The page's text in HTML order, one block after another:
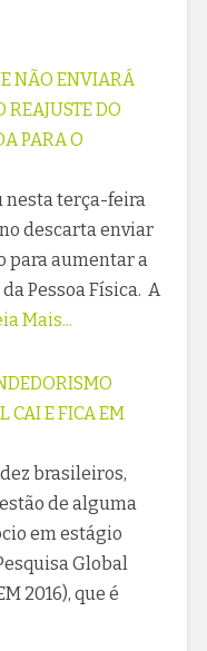
NÃO ENVIARÁ
REAJUSTE DO
PARA O
nesta terça-feira
descarta enviar
para aumentar a
Pessoa Física. A
Mais...
CAI E FICA EM
brasileiros,
de alguma
em estágio
Global
2016), que é